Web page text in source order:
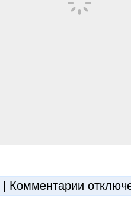
Комментарии записи